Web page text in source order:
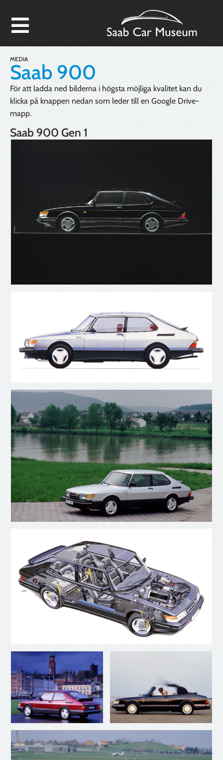
MEDIA
Saab 900
För att ladda ned bilderna i högsta möjliga kvalitet kan du
klicka på knappen nedan som leder till en Google Drive-
mapp.
Saab 900 Gen 1